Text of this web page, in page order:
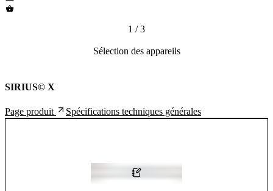
1 /3
Sélection des appareils
SIRIUS© X
Page produit Spécifications techniques générales